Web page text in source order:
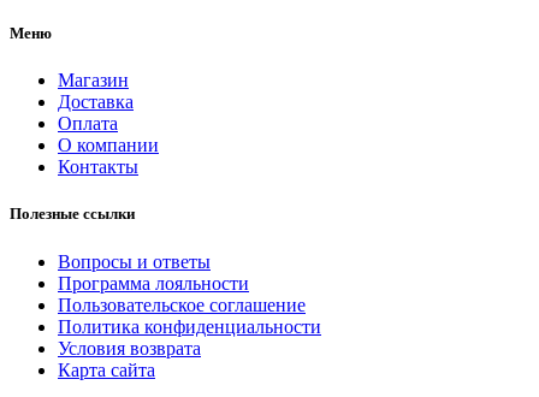
Меню
Магазин
Доставка
Оплата
О компании
Контакты
Полезные ссылки
Вопросы и ответы
Программа лояльности
Пользовательское соглашение
Политика конфиденциальности
Условия возврата
Карта сайта